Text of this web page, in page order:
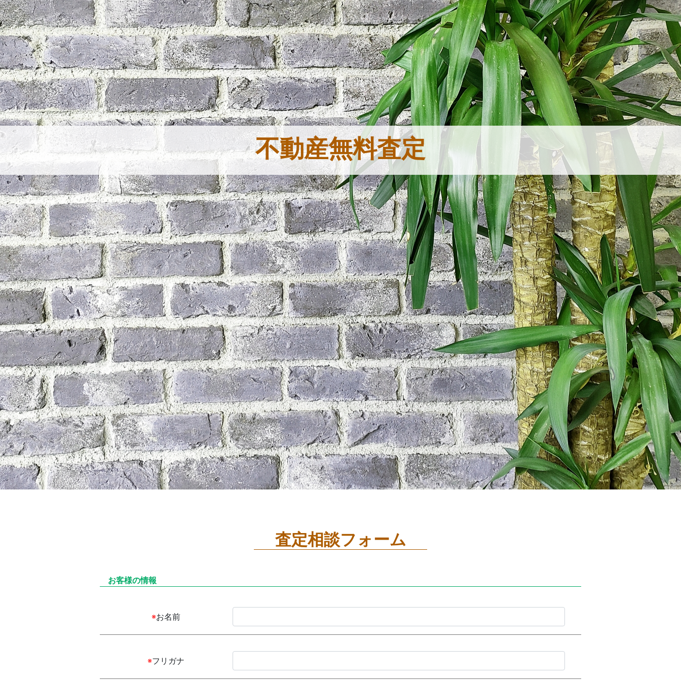
不動産無料査定
査定相談フォーム
お客様の情報
※お名前
※フリガナ